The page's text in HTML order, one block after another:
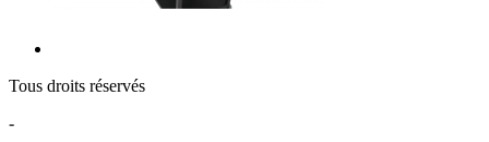
Tous droits réservés
-